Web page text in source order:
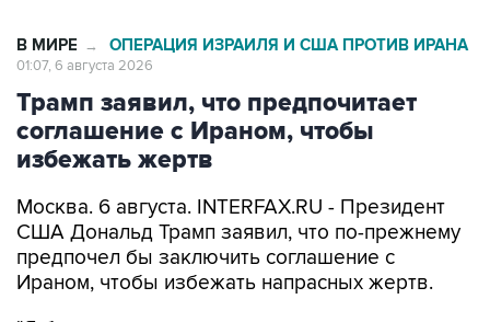
В МИРЕ → ОПЕРАЦИЯ ИЗРАИЛЯ И США ПРОТИВ ИРАНА
01:07, 6 августа 2026
Трамп заявил, что предпочитает
соглашение с Ираном, чтобы
избежать жертв
Москва. 6 августа. INTERFAX.RU - Президент
США Дональд Трамп заявил, что по-прежнему
предпочел бы заключить соглашение с
Ираном, чтобы избежать напрасных жертв.